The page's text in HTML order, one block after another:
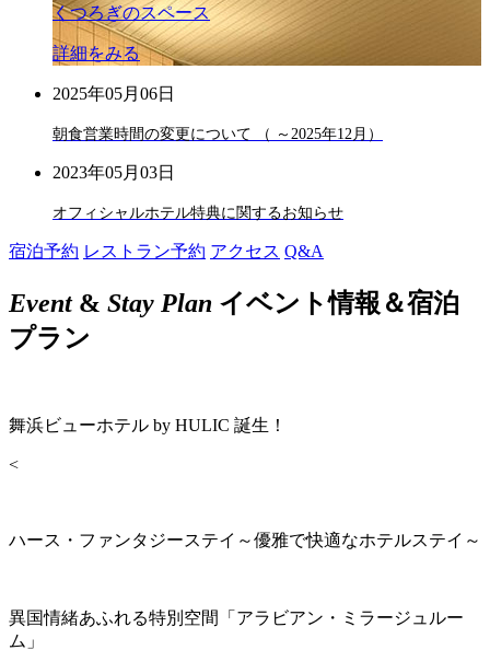
くつろぎのスペース
詳細をみる
2025年05月06日
朝食営業時間の変更について （ ～2025年12月）
2023年05月03日
オフィシャルホテル特典に関するお知らせ
宿泊予約 レストラン予約 アクセス Q&A
Event& Stay Plan イベント情報＆宿泊
プラン
舞浜ビューホテル by HULIC 誕生！
<
ハース・ファンタジーステイ～優雅で快適なホテルステイ～
異国情緒あふれる特別空間「アラビアン・ミラージュルー
ム」